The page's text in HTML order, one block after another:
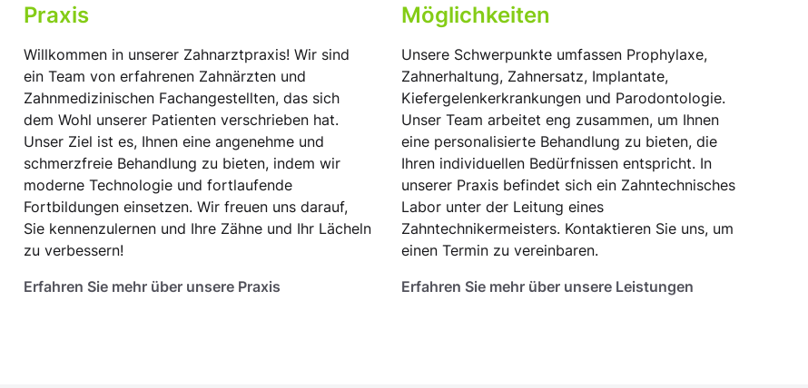
Praxis
Willkommen in unserer Zahnarztpraxis! Wir sind
ein Team von erfahrenen Zahnärzten und
Zahnmedizinischen Fachangestellten, das sich
dem Wohl unserer Patienten verschrieben hat.
Unser Ziel ist es, Ihnen eine angenehme und
schmerzfreie Behandlung zu bieten, indem wir
moderne Technologie und fortlaufende
Fortbildungen einsetzen. Wir freuen uns darauf,
Sie kennenzulernen und Ihre Zähne und Ihr Lächeln
zu verbessern!
Erfahren Sie mehr über unsere Praxis
Möglichkeiten
Unsere Schwerpunkte umfassen Prophylaxe,
Zahnerhaltung, Zahnersatz, Implantate,
Kiefergelenkerkrankungen und Parodontologie.
Unser Team arbeitet eng zusammen, um Ihnen
eine personalisierte Behandlung zu bieten, die
Ihren individuellen Bedürfnissen entspricht. In
unserer Praxis befindet sich ein Zahntechnisches
Labor unter der Leitung eines
Zahntechnikermeisters. Kontaktieren Sie uns, um
einen Termin zu vereinbaren.
Erfahren Sie mehr über unsere Leistungen